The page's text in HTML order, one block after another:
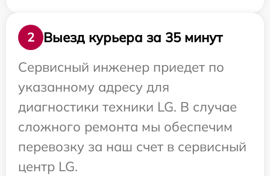
2
Выезд курьера за 35 минут
Сервисный инженер приедет по
указанному адресу для
диагностики техники LG. В случае
сложного ремонта мы обеспечим
перевозку за наш счет в сервисный
центр LG.